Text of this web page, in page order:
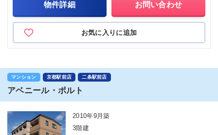
物件詳細 お問い合わせ
お気に入りに追加
マンション 京都駅前店 二条駅前店
アベニール・ポルト
2010年9月築
3階建